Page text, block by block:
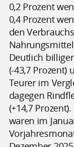
0,2 Prozent
0,4 Prozent
den
Deutlich
(-43,7 Prozent)
Teurer im
dagegen
(+14,7
waren im